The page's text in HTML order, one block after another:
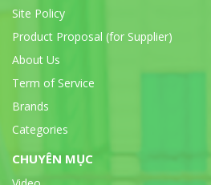
Site Policy
Product Proposal (for Supplier)
About Us
Term of Service
Brands
Categories
CHUYÊN MỤC